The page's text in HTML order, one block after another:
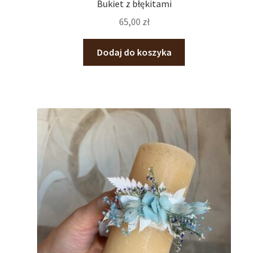
Bukiet z błękitami
65,00 zł
Dodaj do koszyka